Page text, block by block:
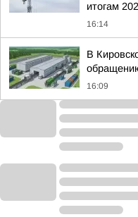
итогам
16:14
В
16:09